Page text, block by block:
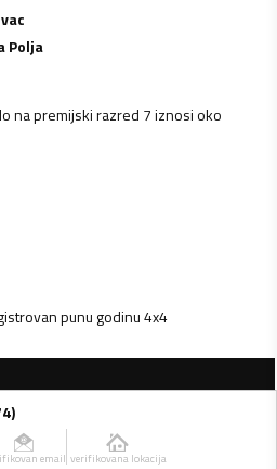
Polja
na premijski razred 7 iznosi oko
punu godinu 4x4
)
email verifikovana lokacija